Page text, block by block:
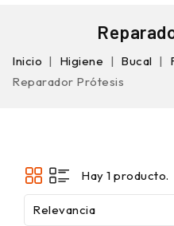
Inicio Higiene Bucal
Reparador Prótesis
Hay 1 producto.
Relevancia